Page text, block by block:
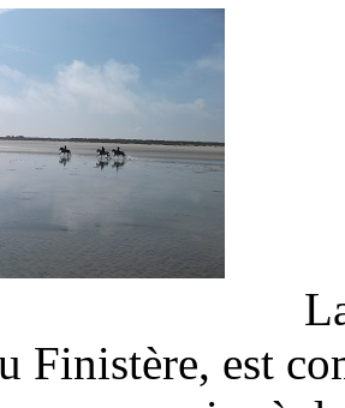
Finistère, est